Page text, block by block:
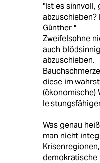
"Ist es
abzuschieben?
Günther "
Zweifelsohne
auch
abzuschieben.
diese im
(ökonomische)
Was genau
man nicht
demokratische